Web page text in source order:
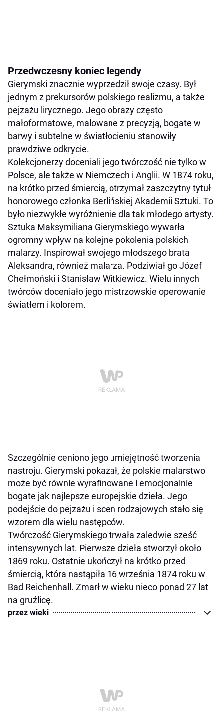
Przedwczesny koniec legendy
Gierymski znacznie wyprzedził swoje czasy. Był
jednym z prekursorów polskiego realizmu, a także
pejzażu lirycznego. Jego obrazy często
małoformatowe, malowane z precyzją, bogate w
barwy i subtelne w światłocieniu stanowiły
prawdziwe odkrycie.
Kolekcjonerzy doceniali jego twórczość nie tylko w
Polsce, ale także w Niemczech i Anglii. W 1874 roku,
na krótko przed śmiercią, otrzymał zaszczytny tytuł
honorowego członka Berlińskiej Akademii Sztuki. To
było niezwykłe wyróżnienie dla tak młodego artysty.
Sztuka Maksymiliana Gierymskiego wywarła
ogromny wpływ na kolejne pokolenia polskich
malarzy. Inspirował swojego młodszego brata
Aleksandra, również malarza. Podziwiał go Józef
Chełmoński i Stanisław Witkiewicz. Wielu innych
twórców doceniało jego mistrzowskie operowanie
światłem i kolorem.
Szczególnie ceniono jego umiejętność tworzenia
nastroju. Gierymski pokazał, że polskie malarstwo
może być równie wyrafinowane i emocjonalnie
bogate jak najlepsze europejskie dzieła. Jego
podejście do pejzażu i scen rodzajowych stało się
wzorem dla wielu następców.
Twórczość Gierymskiego trwała zaledwie sześć
intensywnych lat. Pierwsze dzieła stworzył około
1869 roku. Ostatnie ukończył na krótko przed
śmiercią, która nastąpiła 16 września 1874 roku w
Bad Reichenhall. Zmarł w wieku nieco ponad 27 lat
na gruźlicę.
przez wieki